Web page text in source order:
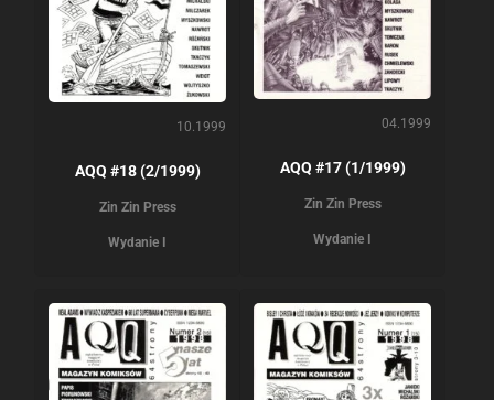
10.1999
AQQ #18 (2/1999)
Zin Zin Press
Wydanie I
04.1999
AQQ #17 (1/1999)
Zin Zin Press
Wydanie I